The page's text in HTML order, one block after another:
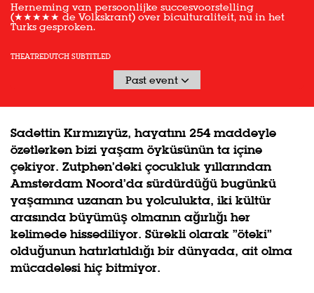
Herneming van persoonlijke succesvoorstelling
(★★★★★ de Volkskrant) over biculturaliteit, nu in het
Turks gesproken.
THEATREDUTCH SUBTITLED
Past event
Sadettin Kırmızıyüz, hayatını 254 maddeyle
özetlerken bizi yaşam öyküsünün ta içine
çekiyor. Zutphen’deki çocukluk yıllarından
Amsterdam Noord’da sürdürdüğü bugünkü
yaşamına uzanan bu yolculukta, iki kültür
arasında büyümüş olmanın ağırlığı her
kelimede hissediliyor. Sürekli olarak ”öteki”
olduğunun hatırlatıldığı bir dünyada, ait olma
mücadelesi hiç bitmiyor.